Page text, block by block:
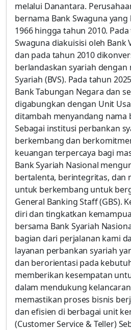
melalui Danantara.
bernama Bank Swaguna
1966 hingga tahun 2010.
Swaguna diakuisisi oleh
dan pada tahun 2010
berlandaskan syariah dengan
Syariah (BVS). Pada tahun
Bank Tabungan Negara dan
digabungkan dengan Unit
ditambah menyandang nama
Sebagai institusi perbankan
berkembang dan
keuangan terpercaya bagi
Bank Syariah Nasional
bertalenta, berintegritas, dan
untuk berkembang untuk
General Banking Staff (GBS).
diri dan tingkatkan
bersama Bank Syariah
bagian dari perjalanan kami
layanan perbankan syariah
dan berorientasi pada
memberikan kesempatan
dalam mendukung
memastikan proses bisnis
dan efisien di berbagai unit
(Customer Service & Teller)